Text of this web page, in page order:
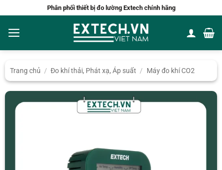
nội
dung
Phân phối thiết bị đo lường Extech chính hãng
Trang chủ / Đo khí thải, Phát xạ, Áp suất / Máy đo khí CO2